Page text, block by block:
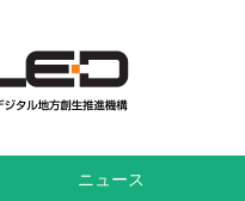
ニュース